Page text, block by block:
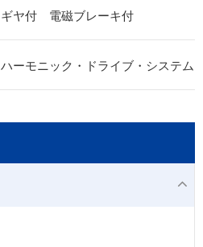
ギヤ付 電磁ブレーキ付
ハーモニック・ドライブ・システム